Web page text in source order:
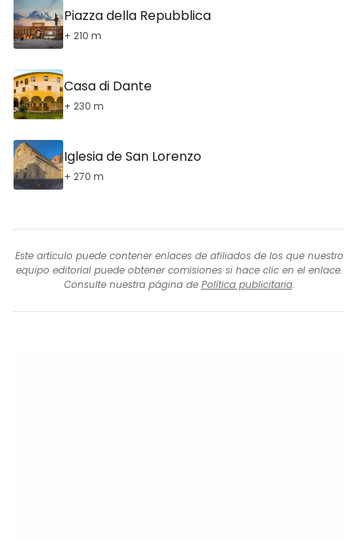
Piazza della Repubblica
+ 210 m
Casa di Dante
+ 230 m
Iglesia de San Lorenzo
+ 270 m
Este artículo puede contener enlaces de afiliados de los que nuestro
equipo editorial puede obtener comisiones si hace clic en el enlace.
Consulte nuestra página de Política publicitaria.